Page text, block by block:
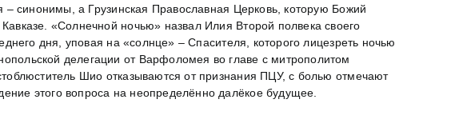
– синонимы, а Грузинская Православная Церковь, которую Божий
«Солнечной ночью» назвал Илия Второй полвека своего
дня, уповая на «солнце» – Спасителя, которого лицезреть ночью
делегации от Варфоломея во главе с митрополитом
Шио отказываются от признания ПЦУ, с болью отмечают
этого вопроса на неопределённо далёкое будущее.